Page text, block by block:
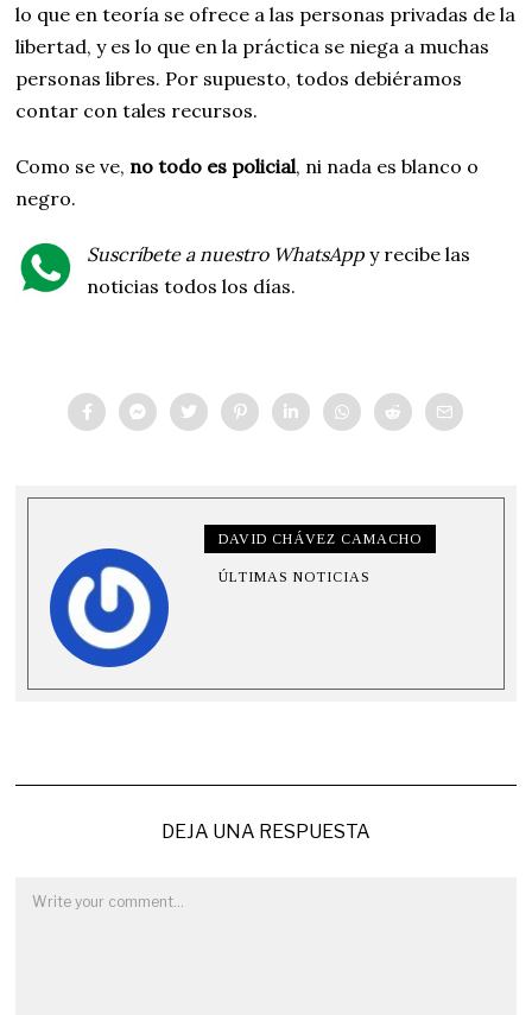
lo que en teoría se ofrece a las personas privadas de la
libertad, y es lo que en la práctica se niega a muchas
personas libres. Por supuesto, todos debiéramos
contar con tales recursos.
Como se ve, no todo es policial, ni nada es blanco o
negro.
Suscríbete a nuestro WhatsApp y recibe las
noticias todos los días.
DAVID CHÁVEZ CAMACHO
ÚLTIMAS NOTICIAS
DEJA UNA RESPUESTA